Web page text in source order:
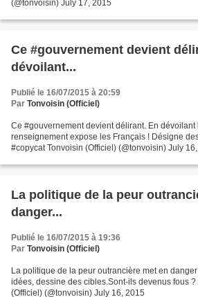
(@tonvoisin) July 17, 2015
Ce #gouvernement devient
dévoilant...
Publié le 16/07/2015 à 20:59
Par Tonvoisin (Officiel)
Ce #gouvernement devient délirant. En dévoilant
renseignement expose les Français ! Désigne
#copycat Tonvoisin (Officiel) (@tonvoisin) July
La politique de la peur
danger...
Publié le 16/07/2015 à 19:36
Par Tonvoisin (Officiel)
La politique de la peur outrancière met en
idées, dessine des cibles.Sont-ils devenus fous
(Officiel) (@tonvoisin) July 16, 2015